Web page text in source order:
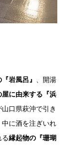
岩風呂』 、開湯
屋に由来する『浜
口県萩沖で引き
に酒を注ぎいれ
る縁起物の『珊瑚